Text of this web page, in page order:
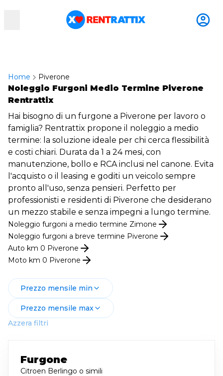
RentRattix
Home Piverone
Noleggio Furgoni Medio Termine Piverone
Rentrattix
Hai bisogno di un furgone a Piverone per lavoro o
famiglia? Rentrattix propone il noleggio a medio
termine: la soluzione ideale per chi cerca flessibilità
e costi chiari. Durata da 1 a 24 mesi, con
manutenzione, bollo e RCA inclusi nel canone. Evita
l'acquisto o il leasing e goditi un veicolo sempre
pronto all'uso, senza pensieri. Perfetto per
professionisti e residenti di Piverone che desiderano
un mezzo stabile e senza impegni a lungo termine.
Noleggio furgoni a medio termine Zimone
Noleggio furgoni a breve termine Piverone
Auto km 0 Piverone
Moto km 0 Piverone
Prezzo mensile min
Prezzo mensile max
Azzera filtri
Furgone
Citroen Berlingo o simili